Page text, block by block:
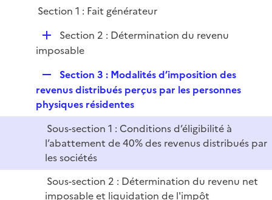
r
e p
l
i
e
r
Section 1 : Fait générateur
D
é
i
e
Section 2 : Détermination du revenu
imposable
e
p
l
i
e
r
Section 3 : Modalités d’imposition des
revenus distribués perçus par les personnes
physiques résidentes
Sous-section 1 : Conditions d’éligibilité à
l’abattement de 40% des revenus distribués par
les sociétés
Sous-section 2 : Détermination du revenu net
imposable et liquidation de l'impôt